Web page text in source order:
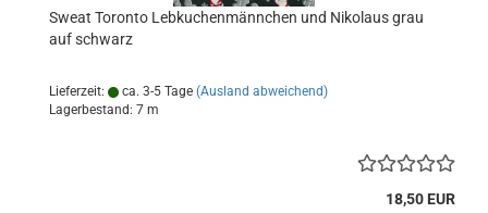
Sweat Toronto Lebkuchenmännchen und Nikolaus grau
auf schwarz
Lieferzeit: ca. 3-5 Tage (Ausland abweichend)
Lagerbestand: 7 m
18,50 EUR